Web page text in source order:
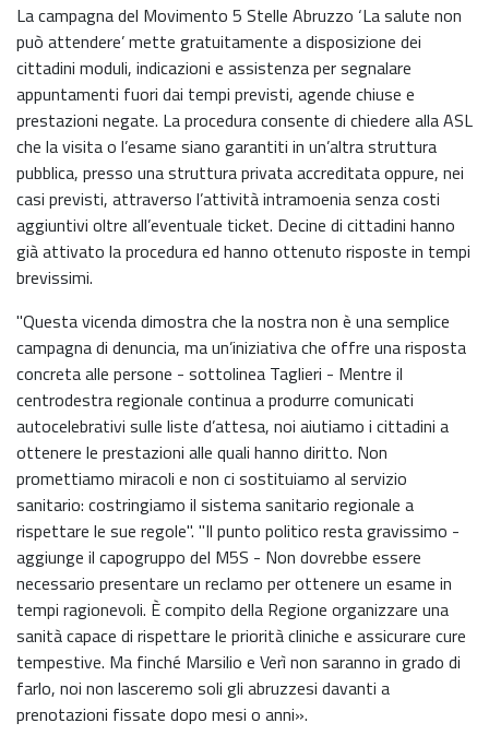
La campagna del Movimento 5 Stelle Abruzzo ‘La salute non
può attendere’ mette gratuitamente a disposizione dei
cittadini moduli, indicazioni e assistenza per segnalare
appuntamenti fuori dai tempi previsti, agende chiuse e
prestazioni negate. La procedura consente di chiedere alla ASL
che la visita o l’esame siano garantiti in un’altra struttura
pubblica, presso una struttura privata accreditata oppure, nei
casi previsti, attraverso l’attività intramoenia senza costi
aggiuntivi oltre all’eventuale ticket. Decine di cittadini hanno
già attivato la procedura ed hanno ottenuto risposte in tempi
brevissimi.
"Questa vicenda dimostra che la nostra non è una semplice
campagna di denuncia, ma un’iniziativa che offre una risposta
concreta alle persone - sottolinea Taglieri - Mentre il
centrodestra regionale continua a produrre comunicati
autocelebrativi sulle liste d’attesa, noi aiutiamo i cittadini a
ottenere le prestazioni alle quali hanno diritto. Non
promettiamo miracoli e non ci sostituiamo al servizio
sanitario: costringiamo il sistema sanitario regionale a
rispettare le sue regole". "Il punto politico resta gravissimo -
aggiunge il capogruppo del M5S - Non dovrebbe essere
necessario presentare un reclamo per ottenere un esame in
tempi ragionevoli. È compito della Regione organizzare una
sanità capace di rispettare le priorità cliniche e assicurare cure
tempestive. Ma finché Marsilio e Verì non saranno in grado di
farlo, noi non lasceremo soli gli abruzzesi davanti a
prenotazioni fissate dopo mesi o anni».